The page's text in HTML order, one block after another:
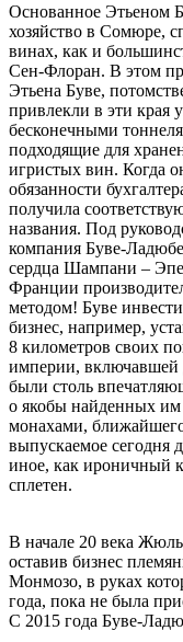
Основанное Этьеном
хозяйство в Сомюре,
винах, как и
Сен-Флоран. В этом
Этьена Буве,
привлекли в эти края
бесконечными
подходящие для
игристых вин. Когда
обязанности
получила
названия. Под
компания Буве-
сердца Шампани –
Франции
методом! Буве
бизнес, например,
8 километров своих
империи, включавшей
были столь
о якобы найденных им
монахами,
выпускаемое сегодня
иное, как ироничный
сплетен.
В начале 20 века
оставив бизнес
Монмозо, в руках
года, пока не была
С 2015 года Буве-